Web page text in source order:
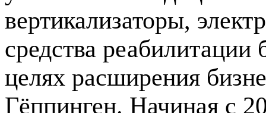
вертикализаторы,
средства
целях расширения
Гёппинген. Начиная с